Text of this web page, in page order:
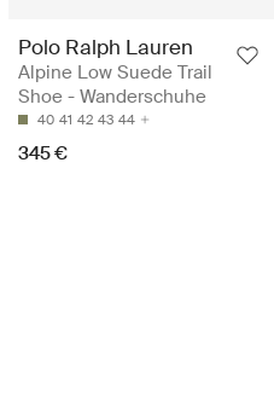
Polo Ralph Lauren
Alpine Low Suede Trail
Shoe - Wanderschuhe
40 41 42 43 44
345 €